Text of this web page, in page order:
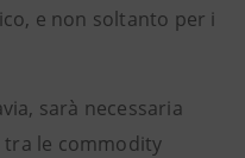
e non soltanto per i
sarà necessaria
tra le commodity